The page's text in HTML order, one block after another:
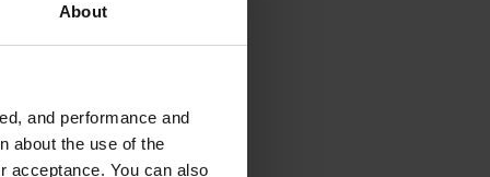
About
and performance and
about the use of the
acceptance. You can also
de requisitos, desde